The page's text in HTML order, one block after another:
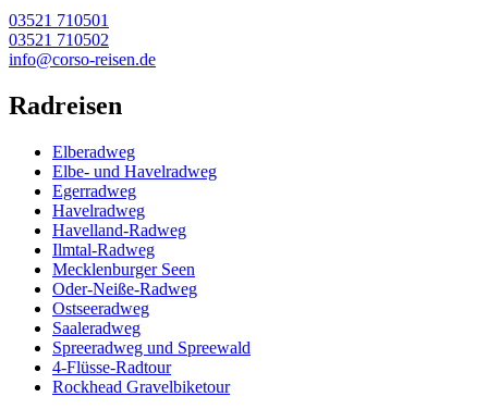
03521 710501
03521 710502
info@corso-reisen.de
Radreisen
Elberadweg
Elbe- und Havelradweg
Egerradweg
Havelradweg
Havelland-Radweg
Ilmtal-Radweg
Mecklenburger Seen
Oder-Neiße-Radweg
Ostseeradweg
Saaleradweg
Spreeradweg und Spreewald
4-Flüsse-Radtour
Rockhead Gravelbiketour